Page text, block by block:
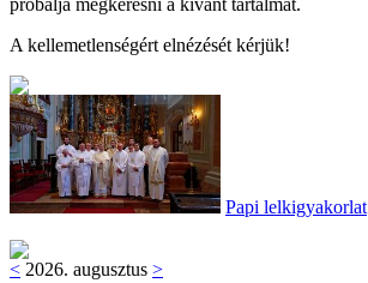
próbálja megkeresni a kívánt tartalmat.
A kellemetlenségért elnézését kérjük!
Papi lelkigyakorlat
< 2026. augusztus >